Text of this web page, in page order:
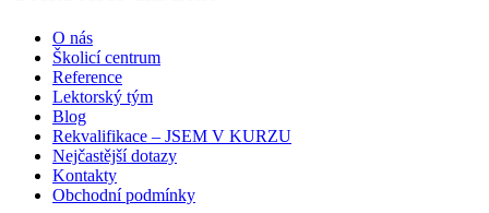
O nás
Školicí centrum
Reference
Lektorský tým
Blog
Rekvalifikace – JSEM V KURZU
Nejčastější dotazy
Kontakty
Obchodní podmínky